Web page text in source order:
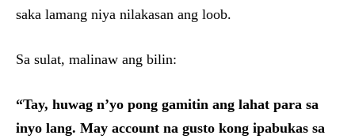
saka lamang niya nilakasan ang loob.
Sa sulat, malinaw ang bilin:
“Tay, huwag n’yo pong gamitin ang lahat para sa
inyo lang. May account na gusto kong ipabukas sa